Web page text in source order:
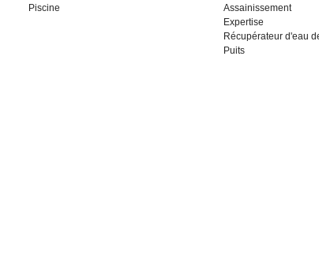
Piscine
Assainissement
Expertise
Récupérateur d'eau
Puits